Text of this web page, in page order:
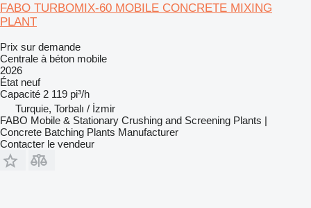
FABO TURBOMIX-60 MOBILE CONCRETE MIXING
PLANT
Prix sur demande
Centrale à béton mobile
2026
État neuf
Capacité 2 119 pi³/h
Turquie, Torbalı / İzmir
FABO Mobile & Stationary Crushing and Screening Plants |
Concrete Batching Plants Manufacturer
Contacter le vendeur